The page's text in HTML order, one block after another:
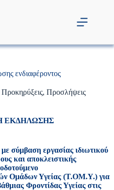
ενδιαφέροντος
Προκηρύξεις, Προσλήψεις
ΕΚΔΗΛΩΣΗΣ
σύμβαση εργασίας ιδιωτικού
και αποκλειστικής
Ομάδων Υγείας (Τ.ΟΜ.Υ.) για
Φροντίδας Υγείας στις